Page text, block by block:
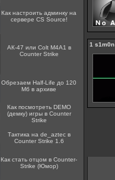
Как настроить админку на
сервере CS Source!
АК-47 или Colt M4A1 в
Counter Strike
Обрезаем Half-Life до 120
Мб в архиве
Как посмотреть DEMO
(демку) игры в Counter
Strike
Тактика на de_aztec в
Counter Strike 1.6
Как стать отцом в Counter-
Strike (Юмор)
1 s1m0n